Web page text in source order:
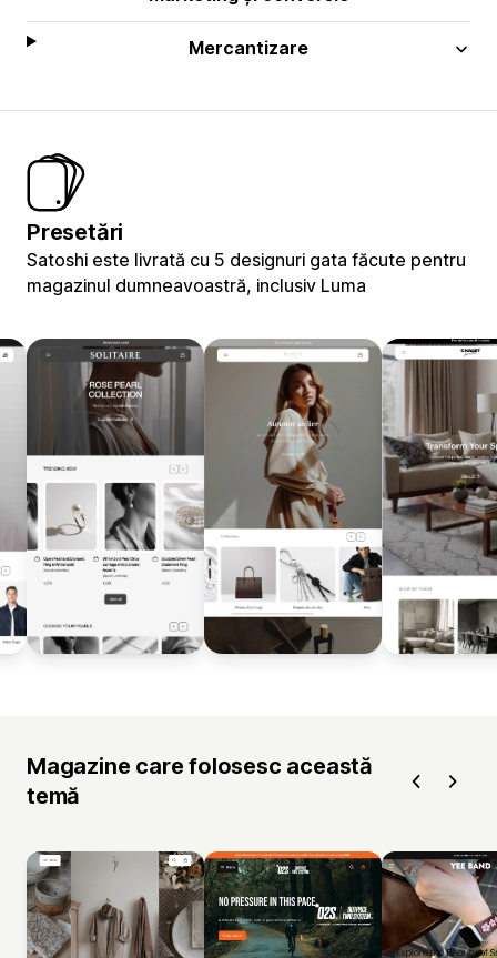
Mercantizare
Presetări
Satoshi este livrată cu 5 designuri gata făcute pentru
magazinul dumneavoastră, inclusiv Luma
Magazine care folosesc această
temă